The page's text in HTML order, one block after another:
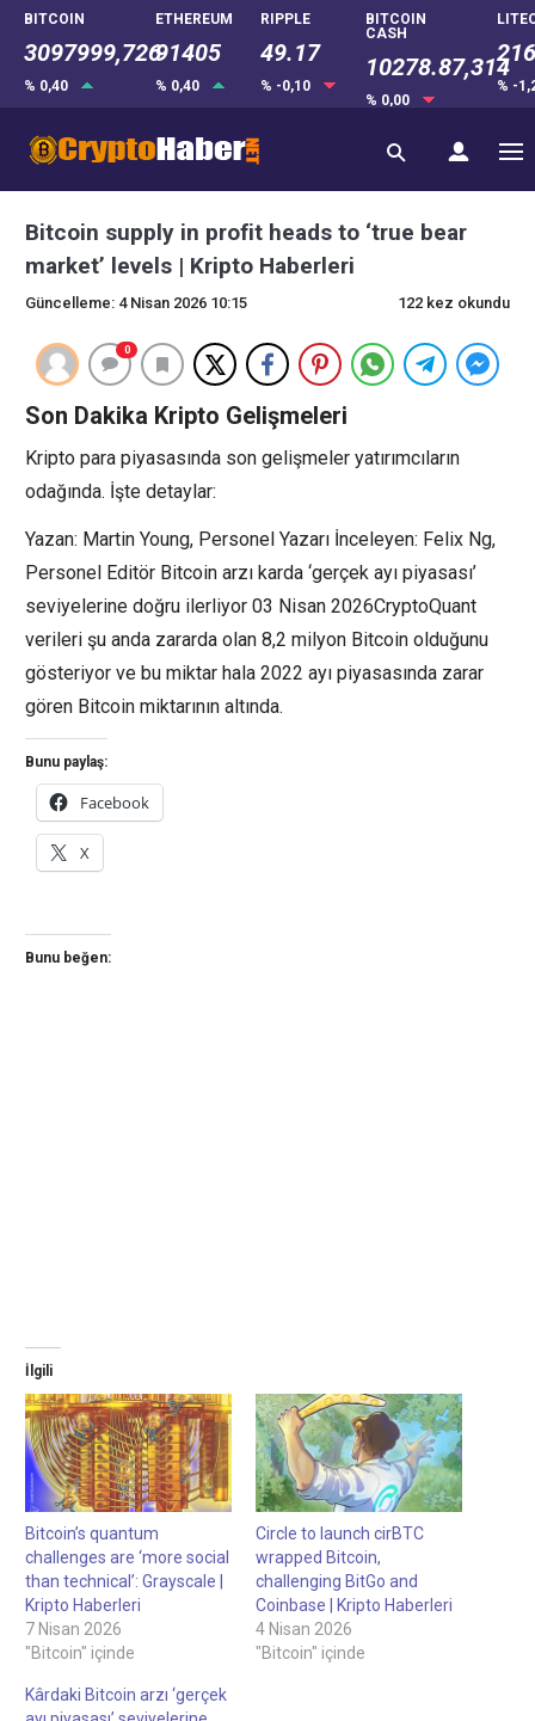
BITCOIN
3097999,726
% 0,40
ETHEREUM
91405
% 0,40
RIPPLE
49.17
% -0,10
BITCOIN
CASH
10278.87,314
% 0,00
% -
Bitcoin supply in profit heads to ‘true bear
market’ levels | Kripto Haberleri
Güncelleme: 4 Nisan 2026 10:15 122 kez okundu
0
Son Dakika Kripto Gelişmeleri
Kripto para piyasasında son gelişmeler yatırımcıların
odağında. İşte detaylar:
Yazan: Martin Young, Personel Yazarı İnceleyen: Felix Ng,
Personel Editör Bitcoin arzı karda ‘gerçek ayı piyasası’
seviyelerine doğru ilerliyor 03 Nisan 2026CryptoQuant
verileri şu anda zararda olan 8,2 milyon Bitcoin olduğunu
gösteriyor ve bu miktar hala 2022 ayı piyasasında zarar
gören Bitcoin miktarının altında.
Bunu paylaş:
Facebook
X
Bunu beğen:
İlgili
Bitcoin’s quantum
challenges are ‘more social
than technical’: Grayscale |
Kripto Haberleri
7 Nisan 2026
"Bitcoin" içinde
Circle to launch cirBTC
wrapped Bitcoin,
challenging BitGo and
Coinbase | Kripto Haberleri
4 Nisan 2026
"Bitcoin" içinde
Kârdaki Bitcoin arzı ‘gerçek